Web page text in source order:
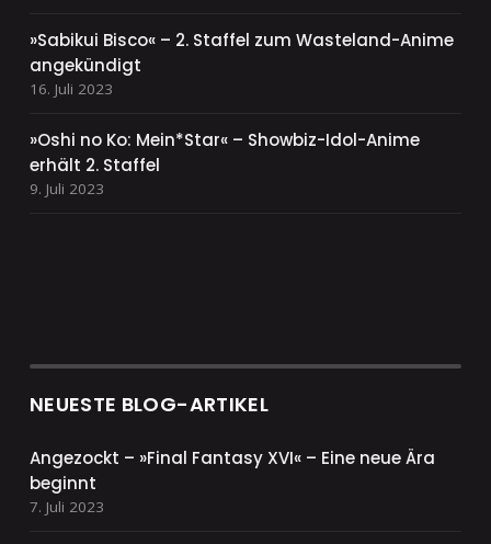
»Sabikui Bisco« – 2. Staffel zum Wasteland-Anime
angekündigt
16. Juli 2023
»Oshi no Ko: Mein*Star« – Showbiz-Idol-Anime
erhält 2. Staffel
9. Juli 2023
NEUESTE BLOG-ARTIKEL
Angezockt – »Final Fantasy XVI« – Eine neue Ära
beginnt
7. Juli 2023